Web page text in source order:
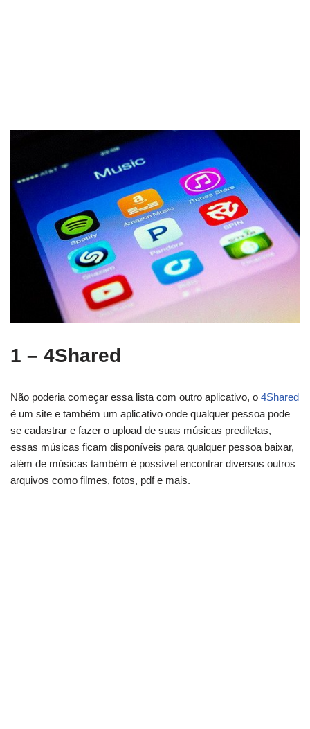
1 – 4Shared
Não poderia começar essa lista com outro aplicativo, o 4Shared
é um site e também um aplicativo onde qualquer pessoa pode
se cadastrar e fazer o upload de suas músicas prediletas,
essas músicas ficam disponíveis para qualquer pessoa baixar,
além de músicas também é possível encontrar diversos outros
arquivos como filmes, fotos, pdf e mais.